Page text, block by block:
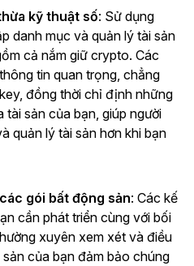
kỹ thuật số: Sử dụng
danh mục và quản lý tài sản
cả nắm giữ crypto. Các
tin quan trọng, chẳng
đồng thời chỉ định những
tài sản của bạn, giúp người
quản lý tài sản hơn khi bạn
gói bất động sản: Các kế
cần phát triển cùng với bối
xuyên xem xét và điều
của bạn đảm bảo chúng